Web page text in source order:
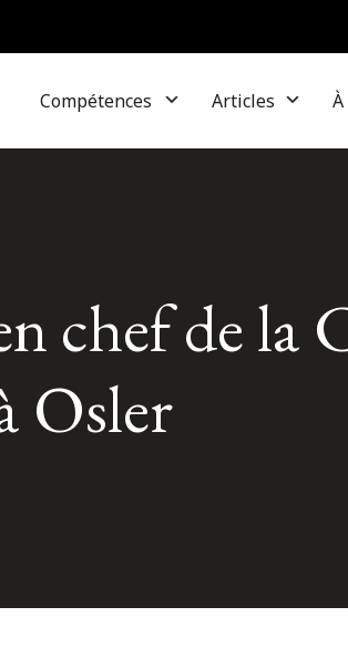
Compétences Articles
chef de la
Osler